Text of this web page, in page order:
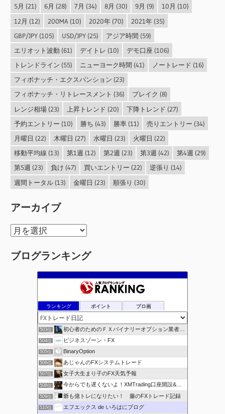
5月 (21) 6月 (28) 7月 (34) 8月 (30) 9月 (9) 10月 (10)
12月 (12) 200MA (10) 2020年(70) 2021年(35)
GBP/JPY(105) USD/JPY(25) アジア時間 (59)
エリオット波動 (61) デイトレ (10) デモ口座 (106)
トレンドライン (55) ニューヨーク時間 (41) ノートレード (16)
フィボナッチ・エクスパンション (23)
フィボナッチ・リトレースメント (36) ブレイク (8)
レンジ相場(23) 上昇トレンド (20) 下降トレンド (27)
予約エントリー (10) 勝ち (43) 勝率(11) 売りエントリー (34)
月曜日 (22) 木曜日 (27) 水曜日 (23) 火曜日 (22)
移動平均線 (13) 第1週 (12) 第2週 (23) 第3週 (42) 第4週 (29)
第5週 (23) 負け (47) 買いエントリー (22) 逆張り (14)
週間トータル(13) 金曜日 (23) 順張り (30)
アーカイブ
ア
カ
ブログランキング
ランキング ポイント ブロ画
503位 初心者のためのＦＸバイナリーオプション業者比較.com
504位 ビジネスゾーン・FX
505位 BinaryOption
506位 あじゃんのFXシステムトレード
507位 女子大生まり子のFX天気予報
508位 今からでも遅くないよ！XMTrading口座開設&攻略ブログ
509位 爺も億トレになりたい！ 藤のFXトレード記録
510位 エフエックス de いろはにブログ